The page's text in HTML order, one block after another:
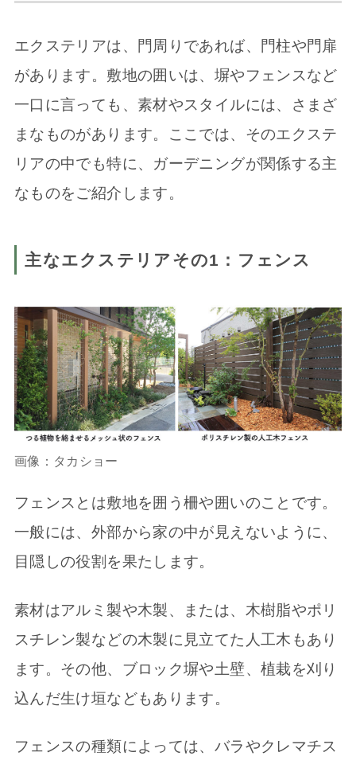
エクステリアは、門周りであれば、門柱や門扉
があります。敷地の囲いは、塀やフェンスなど
一口に言っても、素材やスタイルには、さまざ
まなものがあります。ここでは、そのエクステ
リアの中でも特に、ガーデニングが関係する主
なものをご紹介します。
主なエクステリアその1： フェンス
画像：タカショー
フェンスとは敷地を囲う柵や囲いのことです。
一般には、外部から家の中が見えないように、
目隠しの役割を果たします。
素材はアルミ製や木製、または、木樹脂やポリ
スチレン製などの木製に見立てた人工木もあり
ます。その他、ブロック塀や土壁、植栽を刈り
込んだ生け垣などもあります。
フェンスの種類によっては、バラやクレマチス